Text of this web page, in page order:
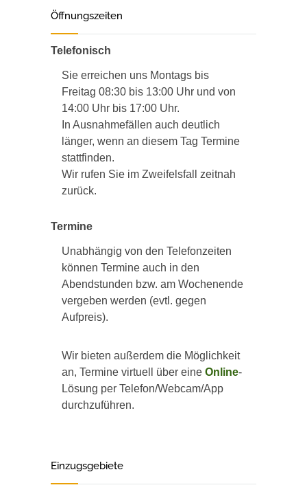
Öffnungszeiten
Telefonisch
Sie erreichen uns Montags bis
Freitag 08:30 bis 13:00 Uhr und von
14:00 Uhr bis 17:00 Uhr.
In Ausnahmefällen auch deutlich
länger, wenn an diesem Tag Termine
stattfinden.
Wir rufen Sie im Zweifelsfall zeitnah
zurück.
Termine
Unabhängig von den Telefonzeiten
können Termine auch in den
Abendstunden bzw. am Wochenende
vergeben werden (evtl. gegen
Aufpreis).
Wir bieten außerdem die Möglichkeit
an, Termine virtuell über eine Online-
Lösung per Telefon/Webcam/App
durchzuführen.
Einzugsgebiete